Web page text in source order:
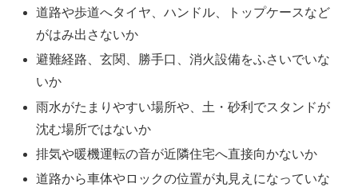
道路や歩道へタイヤ、ハンドル、トップケースなど
がはみ出さないか
避難経路、玄関、勝手口、消火設備をふさいでいな
いか
雨水がたまりやすい場所や、土・砂利でスタンドが
沈む場所ではないか
排気や暖機運転の音が近隣住宅へ直接向かないか
道路から車体やロックの位置が丸見えになっていな